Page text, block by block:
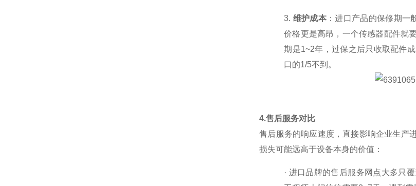
3. 维护成本：进口产品的保修期一
价格更是高昂，一个传感器配件就
期是1~2年，过保之后只收取配件
口的1/5不到。
4.售后服务对比
售后服务的响应速度，直接影响企业生产
损失可能远高于设备本身的价值：
· 进口品牌的售后服务网点大多只